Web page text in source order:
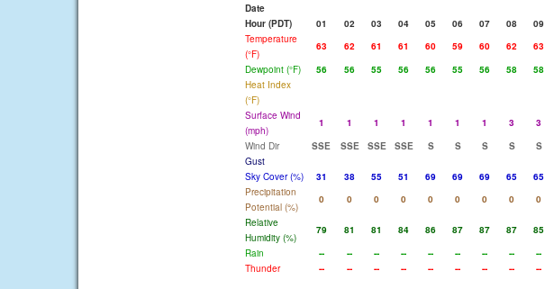
Date
Hour (PDT)
01 02 03 04 05 06 07 08 09
Temperature
(°F)
63 62 61 61 60 59 60 62 63
Dewpoint (°F)
56 56 55 56 56 55 56 58 58
Heat Index
(°F)
Surface Wind
(mph)
1 1 1 1 1 1 1 3 3
Wind Dir
SSE SSE SSE SSE S S S S S
Gust
Sky Cover (%)
31 38 55 51 69 69 69 65 65
Precipitation
Potential (%)
0 0 0 0 0 0 0 0 0
Relative
Humidity (%)
79 81 81 84 86 87 87 87 85
Rain
-- -- -- -- -- -- -- -- --
Thunder
-- -- -- -- -- -- -- -- --